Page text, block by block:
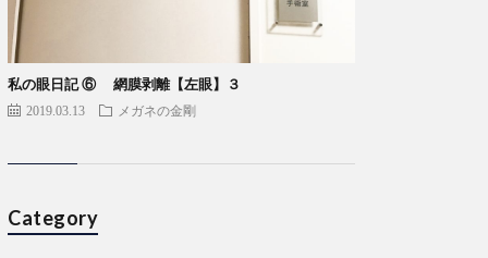
私の眼日記 ⑥ 網膜剥離【左眼】３
2019.03.13 メガネの金剛
Category